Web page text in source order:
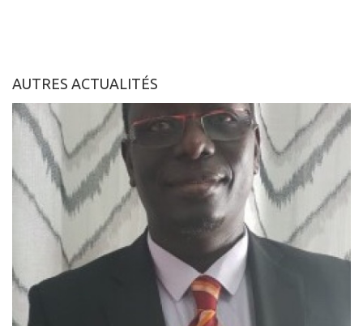
AUTRES ACTUALITÉS